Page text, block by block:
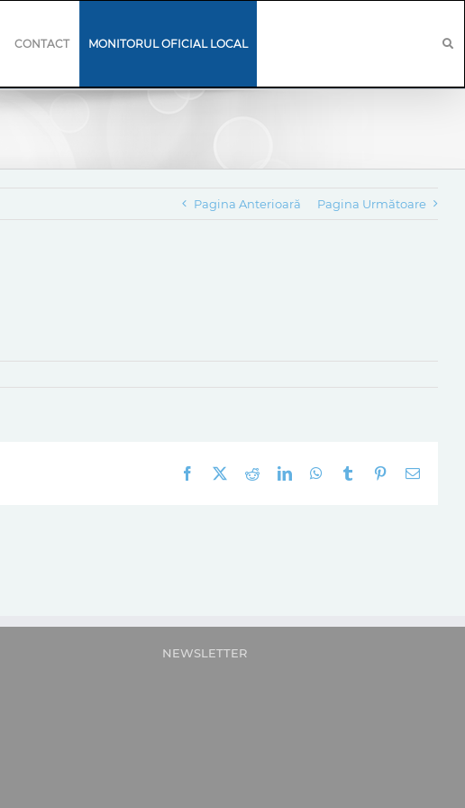
CONTACT MONITORUL OFICIAL LOCAL
Pagina Anterioară Pagina Următoare
Facebook RedditLinkedInWhatsApp
Tumblr Pinterest
E-
NEWSLETTER